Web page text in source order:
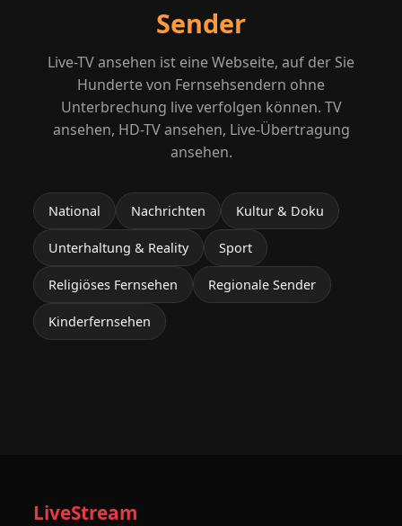
Sender
Live-TV ansehen ist eine Webseite, auf der Sie
Hunderte von Fernsehsendern ohne
Unterbrechung live verfolgen können. TV
ansehen, HD-TV ansehen, Live-Übertragung
ansehen.
National Nachrichten Kultur & Doku
Unterhaltung & Reality Sport
Religiöses Fernsehen Regionale Sender
Kinderfernsehen
LiveStream